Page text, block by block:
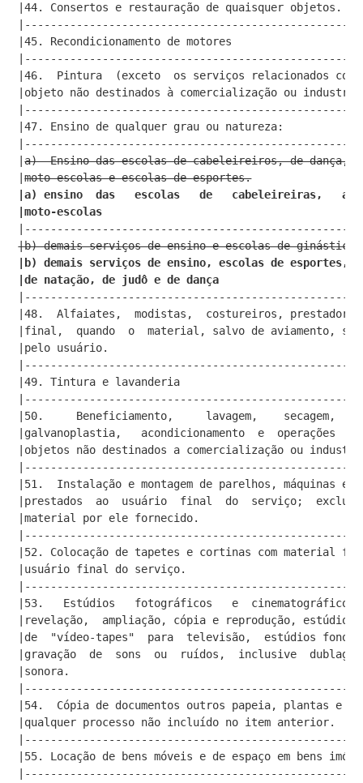
|44. Consertos e restauração de quaisquer
|45. Recondicionamento de motores
|46.  Pintura  (exceto  os serviços
|objeto não destinados à comercialização
|47. Ensino de qualquer grau ou
|a)  Ensino das escolas de cabeleireiros, de dança,
|moto-escolas e escolas de esportes.
|a) ensino  das   escolas   de
|moto-escolas
|b) demais serviços de ensino e escolas de ginástica.
|b) demais serviços de ensino, escolas de
|de natação, de judô e de dança
|48.  Alfaiates,  modistas,  costureiros,
|final,  quando  o  material, salvo de
|pelo usuário.
|49. Tintura e lavanderia
|50.     Beneficiamento,     lavagem,
|galvanoplastia,   acondicionamento  e
|objetos não destinados a comercialização
|51.  Instalação e montagem de parelhos,
|prestados  ao  usuário  final  do  serviço;
|material por ele fornecido.
|52. Colocação de tapetes e cortinas com
|usuário final do serviço.
|53.   Estúdios   fotográficos   e
|revelação,  ampliação, cópia e reprodução,
|de  "vídeo-tapes"  para  televisão,
|gravação  de  sons  ou  ruídos,  inclusive
|sonora.
|54.  Cópia de documentos outros papeia,
|qualquer processo não incluído no item
|55. Locação de bens móveis e de espaço